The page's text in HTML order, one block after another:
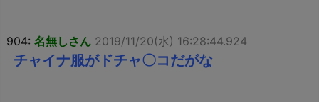
904: 名無しさん 2019/11/20(水) 16:28:44.924
チャイナ服がドチャ〇コだがな